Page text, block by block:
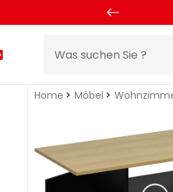
Home Möbel